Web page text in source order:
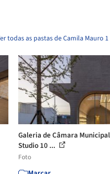
todas as pastas de Camila Mauro 1
Galeria de Câmara
Studio 10 ...
Foto